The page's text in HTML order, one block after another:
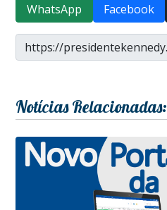
WhatsApp Facebook
Notícias Relacionadas: